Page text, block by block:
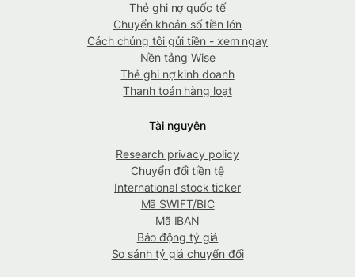
Thẻ ghi nợ quốc tế
Chuyển khoản số tiền lớn
Cách chúng tôi gửi tiền - xem ngay
Nền tảng Wise
Thẻ ghi nợ kinh doanh
Thanh toán hàng loạt
Tài nguyên
Research privacy policy
Chuyển đổi tiền tệ
International stock ticker
Mã SWIFT/BIC
Mã IBAN
Báo động tỷ giá
So sánh tỷ giá chuyển đổi